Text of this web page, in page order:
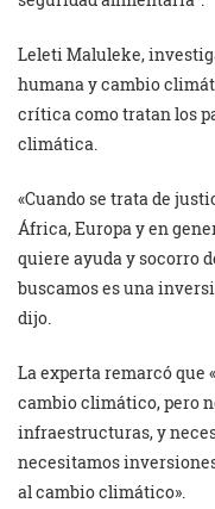
Leleti Maluleke,
humana y cambio
crítica como tratan los
climática.
«Cuando se trata de
África, Europa y en
quiere ayuda y socorro
buscamos es una
dijo.
La experta remarcó que
cambio climático, pero
infraestructuras, y
necesitamos
al cambio climático».